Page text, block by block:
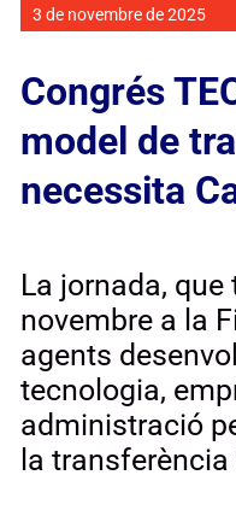
Manifest
3 de novembre de 2025
Congrés
model de
necessita
La jornada, que
novembre a la
agents
tecnologia,
administració
la